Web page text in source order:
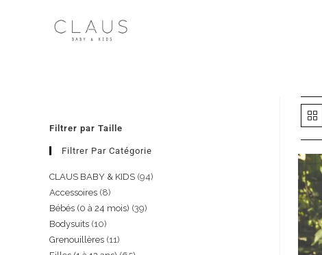
Filtrer par Taille
Filtrer Par Catégorie
CLAUS BABY & KIDS 94
Accessoires 8
Bébés (0 à 24 mois) 39
Bodysuits 10
Grenouillères 11